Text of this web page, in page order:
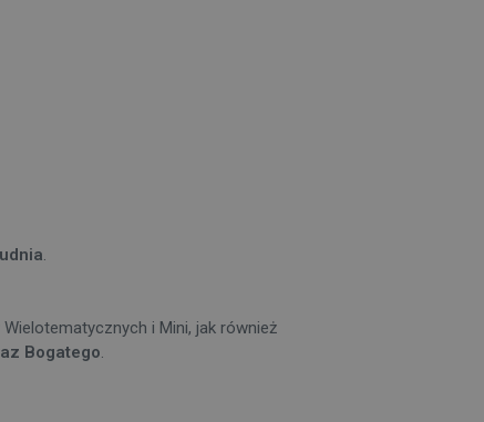
.
i Mini, jak również
Bogatego.